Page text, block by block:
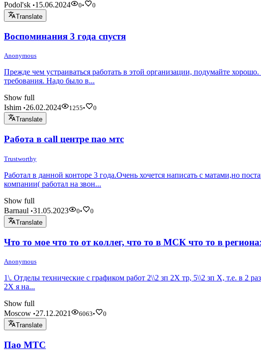
Podol'sk •15.06.2024 0•
0
Translate
Воспоминания 3 года спустя
Anonymous
Прежде чем устраиваться работать в этой организации, подумайте
требования. Надо было в...
Show full
Ishim •26.02.2024 1255•
0
Translate
Работа в call центре пао мтс
Trustworthy
Работал в данной конторе 3 года.Очень хочется написать с матами,но
компании( работал на звон...
Show full
Barnaul •31.05.2023 0•
0
Translate
Что то мое что то от коллег, что то в МСК что то в
Anonymous
1\. Отделы технические с графиком работ 2\\2 зп 2Х тр, 5\\2 зп Х, т.е. в 2
2Х я на...
Show full
Moscow •27.12.2021 6063•
0
Translate
Пао МТС